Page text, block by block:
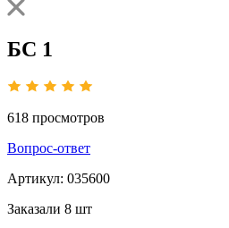
БС 1
618 просмотров
Вопрос-ответ
Артикул: 035600
Заказали 8 шт